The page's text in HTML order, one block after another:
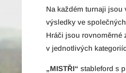
Na každém turnaji jsou
výsledky ve
Hráči jsou rovnoměrné
v jednotlivých
„MISTŘI“ stableford s